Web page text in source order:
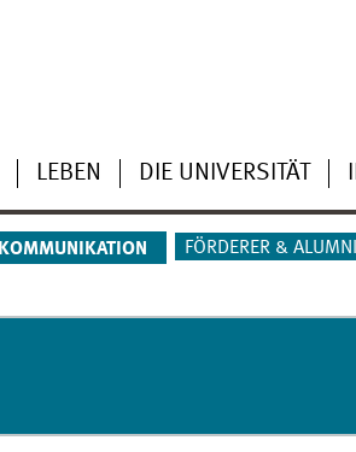
LEBEN DIE UNIVERSITÄT
KOMMUNIKATION FÖRDERER & ALUMNI